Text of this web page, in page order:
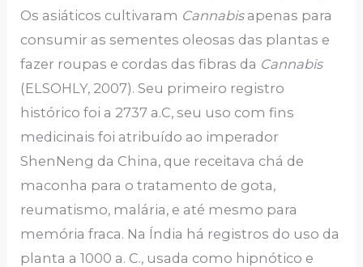
Os asiáticos cultivaram Cannabisapenas para
consumir as sementes oleosas das plantas e
fazer roupas e cordas das fibras da Cannabis
(ELSOHLY, 2007). Seu primeiro registro
histórico foi a 2737 a.C, seu uso com fins
medicinais foi atribuído ao imperador
ShenNeng da China, que receitava chá de
maconha para o tratamento de gota,
reumatismo, malária, e até mesmo para
memória fraca. Na Índia há registros do uso da
planta a 1000 a. C., usada como hipnótico e